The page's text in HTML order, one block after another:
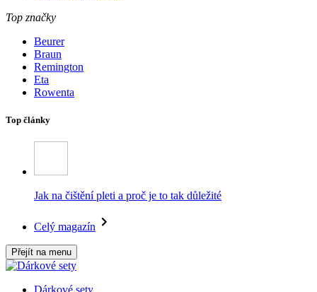
Top značky
Beurer
Braun
Remington
Eta
Rowenta
Top články
Jak na čištění pleti a proč je to tak důležité
Celý magazín
Přejít na menu
Dárkové sety